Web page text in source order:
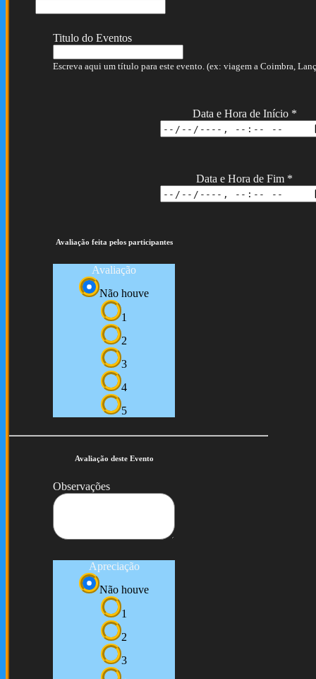
Titulo do Eventos
Escreva aqui um título para este evento. (ex: viagem a Coimbra,
Data e Hora de Início *
Data e Hora de Fim *
Avaliação feita pelos participantes
Avaliação
Não houve
1
2
3
4
5
Avaliação deste Evento
Observações
Apreciação
Não houve
1
2
3